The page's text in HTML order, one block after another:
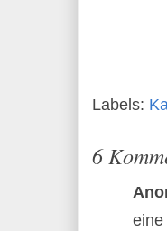
Labels:
6
eine